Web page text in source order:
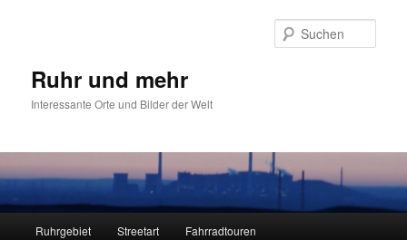
Ruhr und mehr
Interessante Orte und Bilder der Welt
Ruhrgebiet Streetart Fahrradtouren